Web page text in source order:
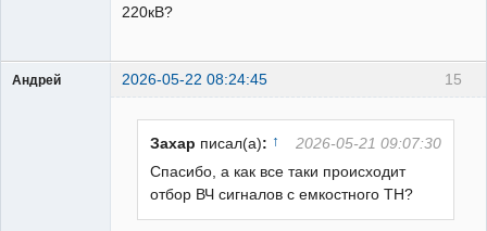
220кВ?
15
Андрей 2026-05-22 08:24:45
Захар писал(а): ↑
2026-05-21 09:07:30
Спасибо, а как все таки происходит
отбор ВЧ сигналов с емкостного ТН?